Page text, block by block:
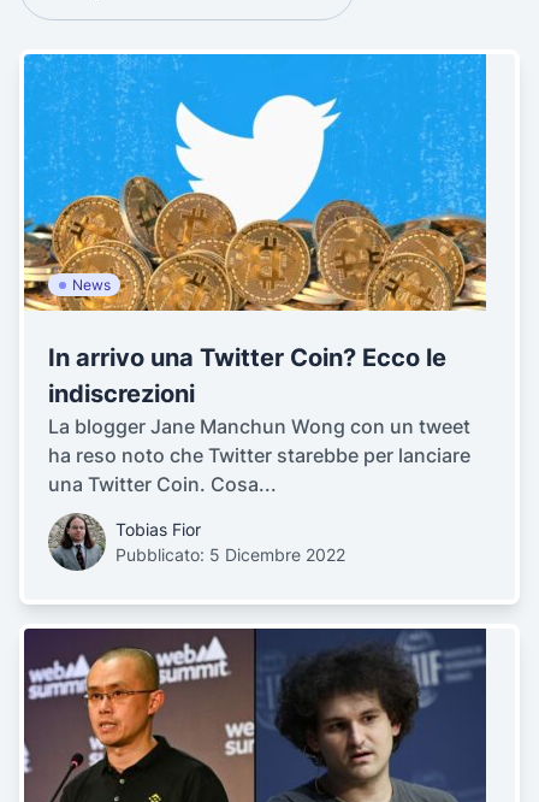
News
In arrivo una Twitter Coin? Ecco le
indiscrezioni
La blogger Jane Manchun Wong con un tweet
ha reso noto che Twitter starebbe per lanciare
una Twitter Coin. Cosa...
Tobias Fior
Pubblicato: 5 Dicembre 2022